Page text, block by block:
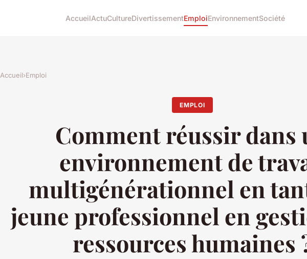
AccueilActuCultureDivertissementEmploiEnvironnementSociété
Accueil›Emploi
EMPLOI
Comment réussir dans
environnement de
multigénérationnel en
jeune professionnel en
ressources humaines